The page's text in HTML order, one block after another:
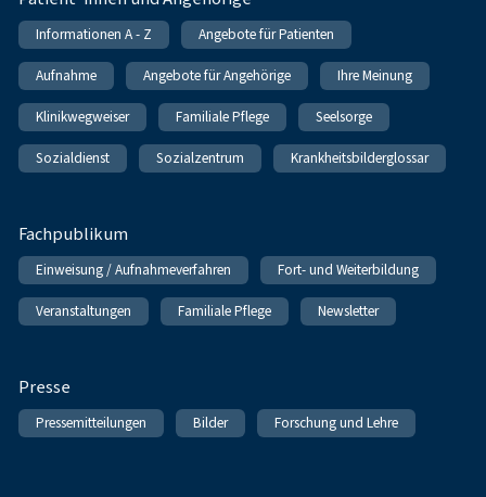
Informationen A - Z Angebote für Patienten
Aufnahme Angebote für Angehörige Ihre Meinung
Klinikwegweiser Familiale Pflege Seelsorge
Sozialdienst Sozialzentrum Krankheitsbilderglossar
Fachpublikum
Einweisung / Aufnahmeverfahren Fort- und Weiterbildung
Veranstaltungen Familiale Pflege Newsletter
Presse
Pressemitteilungen Bilder Forschung und Lehre